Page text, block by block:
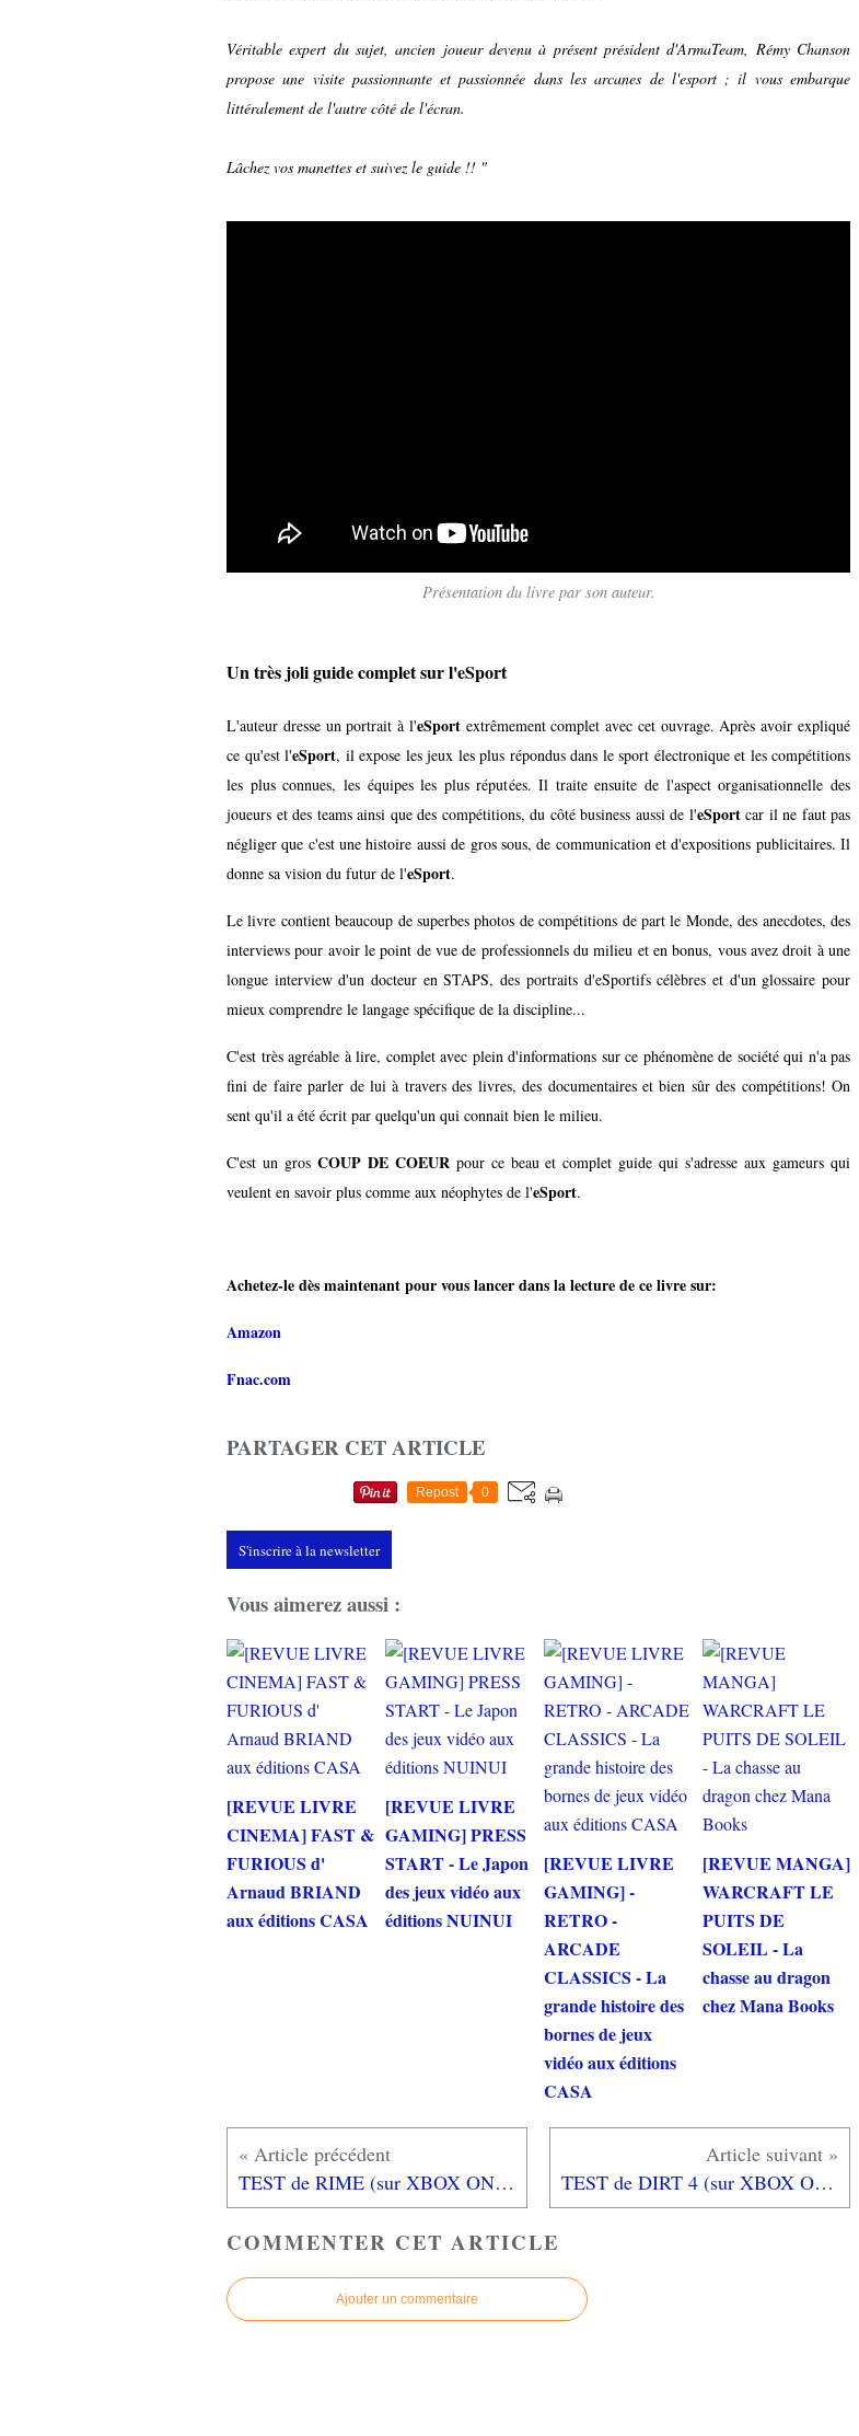
Véritable expert du sujet, ancien joueur devenu à présent président d'ArmaTeam, Rémy Chanson
propose une visite passionnante et passionnée dans les arcanes de l'esport ; il vous embarque
littéralement de l'autre côté de l'écran.
Lâchez vos manettes et suivez le guide !! "
Présentation du livre par son auteur.
Un très joli guide complet sur l'eSport
L'auteur dresse un portrait à l'eSportextrêmement complet avec cet ouvrage. Après avoir expliqué
ce qu'est l'eSport, il expose les jeux les plus répondus dans le sport électronique et les compétitions
les plus connues, les équipes les plus réputées. Il traite ensuite de l'aspect organisationnelle des
joueurs et des teams ainsi que des compétitions, du côté business aussi de l'eSportcar il ne faut pas
négliger que c'est une histoire aussi de gros sous, de communication et d'expositions publicitaires. Il
donne sa vision du futur de l'eSport.
Le livre contient beaucoup de superbes photos de compétitions de part le Monde, des anecdotes, des
interviews pour avoir le point de vue de professionnels du milieu et en bonus, vous avez droit à une
longue interview d'un docteur en STAPS, des portraits d'eSportifs célèbres et d'un glossaire pour
mieux comprendre le langage spécifique de la discipline...
C'est très agréable à lire, complet avec plein d'informations sur ce phénomène de société qui n'a pas
fini de faire parler de lui à travers des livres, des documentaires et bien sûr des compétitions! On
sent qu'il a été écrit par quelqu'un qui connait bien le milieu.
C'est un gros COUP DE COEUR pour ce beau et complet guide qui s'adresse aux gameurs qui
veulent en savoir plus comme aux néophytes de l'eSport.
Achetez-le dès maintenant pour vous lancer dans la lecture de ce livre sur:
Amazon
Fnac.com
PARTAGER CET ARTICLE
Repost 0
S'inscrire à la newsletter
Vous aimerez aussi :
[REVUE LIVRE
CINEMA] FAST &
FURIOUS d'
Arnaud BRIAND
aux éditions CASA
[REVUE LIVRE
GAMING] PRESS
START - Le Japon
des jeux vidéo aux
éditions NUINUI
[REVUE LIVRE
GAMING] -
RETRO -
ARCADE
CLASSICS - La
grande histoire des
bornes de jeux
vidéo aux éditions
CASA
[REVUE MANGA]
WARCRAFT LE
PUITS DE
SOLEIL - La
chasse au dragon
chez Mana Books
TEST de RIME (sur XBOX ONE): une invitation à la poésie et au rêve... TEST de DIRT 4 (sur XBOX ONE) : toujours sur la bonne voie!
COMMENTER CET ARTICLE
Ajouter un commentaire